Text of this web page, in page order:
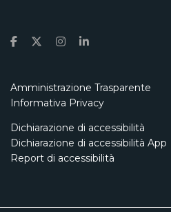
Amministrazione Trasparente
Informativa Privacy
Dichiarazione di accessibilità
Dichiarazione di accessibilità App
Report di accessibilità